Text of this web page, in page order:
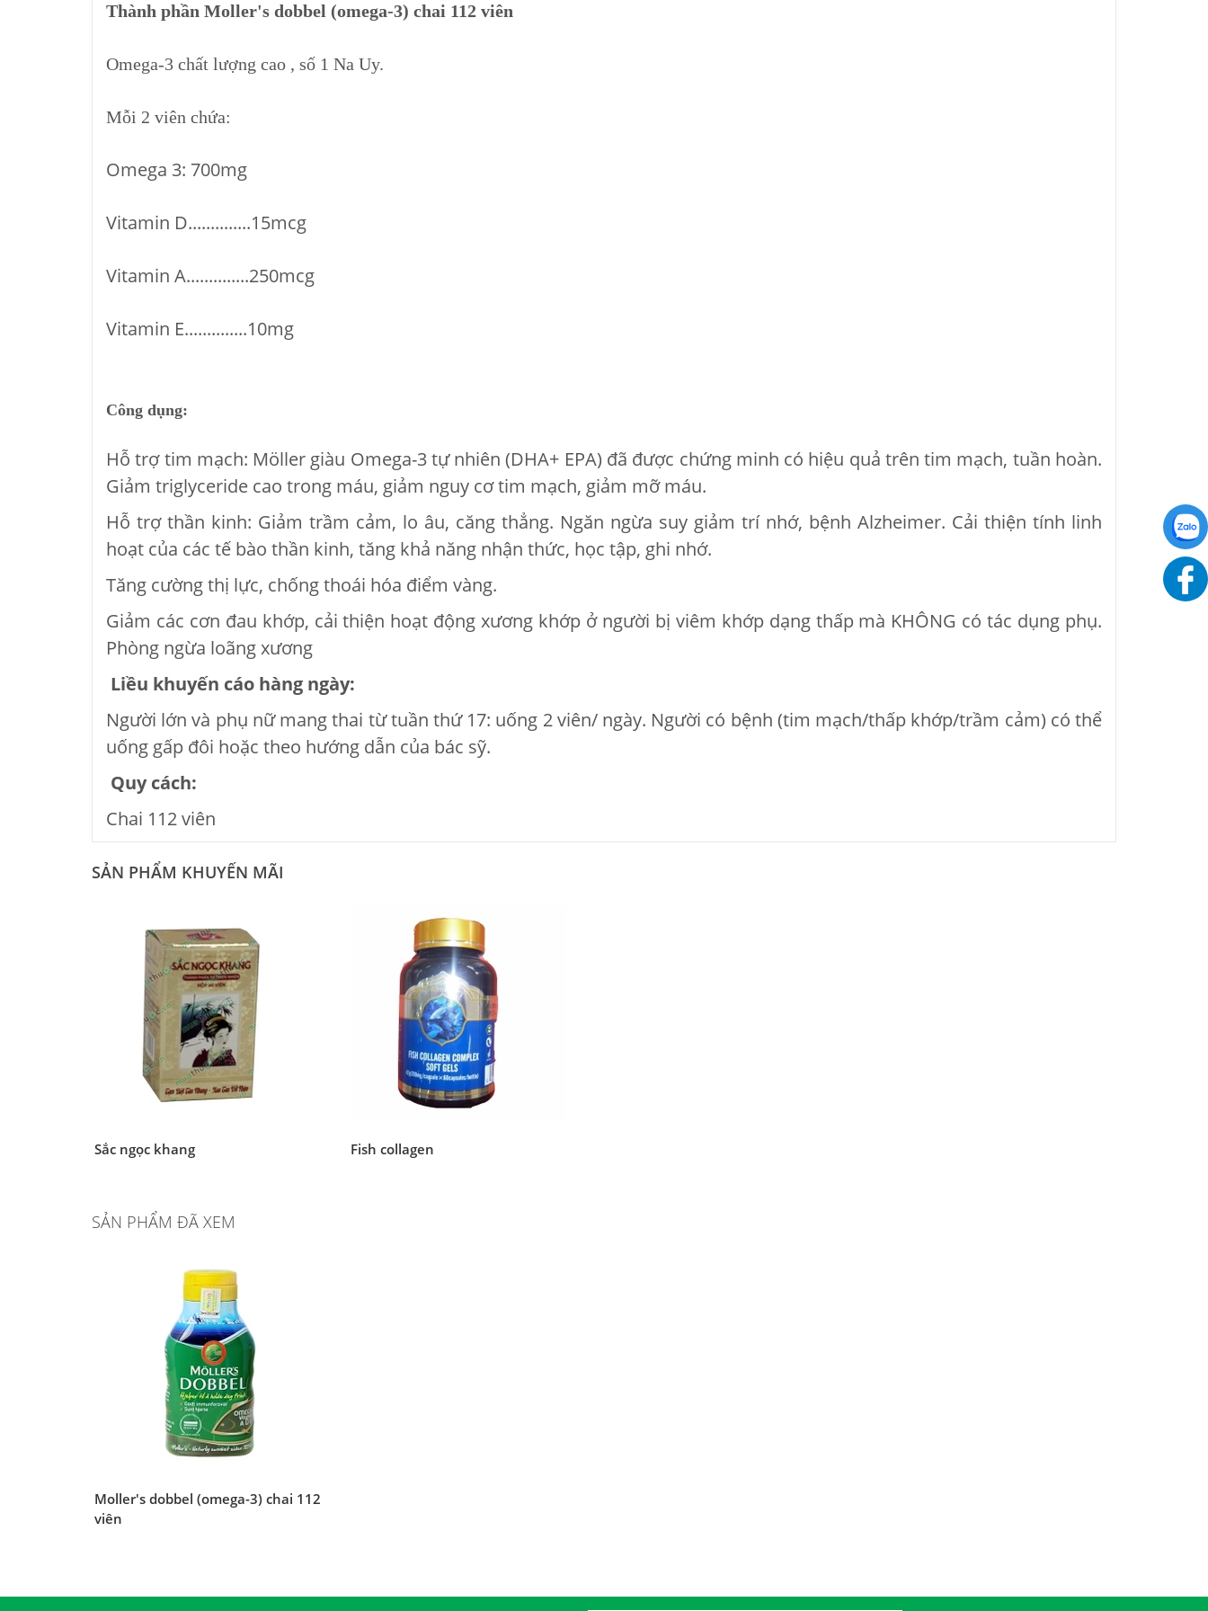
Thành phần Moller's dobbel (omega-3) chai 112 viên
Omega-3 chất lượng cao , số 1 Na Uy.
Mỗi 2 viên chứa:
Omega 3: 700mg
Vitamin D..............15mcg
Vitamin A..............250mcg
Vitamin E..............10mg
Công dụng:
Hỗ trợ tim mạch: Möller giàu Omega-3 tự nhiên (DHA+ EPA) đã được chứng minh có hiệu quả trên tim mạch, tuần hoàn.
Giảm triglyceride cao trong máu, giảm nguy cơ tim mạch, giảm mỡ máu.
Hỗ trợ thần kinh: Giảm trầm cảm, lo âu, căng thẳng. Ngăn ngừa suy giảm trí nhớ, bệnh Alzheimer. Cải thiện tính linh
hoạt của các tế bào thần kinh, tăng khả năng nhận thức, học tập, ghi nhớ.
Tăng cường thị lực, chống thoái hóa điểm vàng.
Giảm các cơn đau khớp, cải thiện hoạt động xương khớp ở người bị viêm khớp dạng thấp mà KHÔNG có tác dụng phụ.
Phòng ngừa loãng xương
Liều khuyến cáo hàng ngày:
Người lớn và phụ nữ mang thai từ tuần thứ 17: uống 2 viên/ ngày. Người có bệnh (tim mạch/thấp khớp/trầm cảm) có thể
uống gấp đôi hoặc theo hướng dẫn của bác sỹ.
Quy cách:
Chai 112 viên
SẢN PHẨM KHUYẾN MÃI
Sắc ngọc khang Fish collagen
SẢN PHẨM ĐÃ XEM
Moller's dobbel (omega-3) chai 112
viên